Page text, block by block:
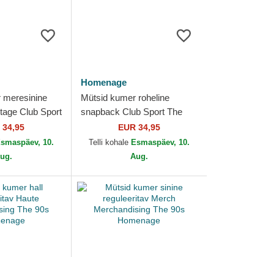
meresinine
Club Sport
34,95
10.
Homenage
Mütsid kumer roheline
snapback Club Sport The
Ball Homenage
EUR 34,95
Telli kohale Esmaspäev, 10.
Aug.